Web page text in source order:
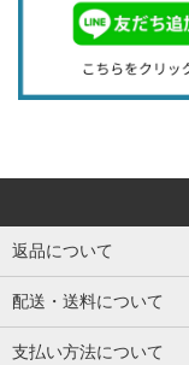
返品について
配送・送料について
支払い方法について